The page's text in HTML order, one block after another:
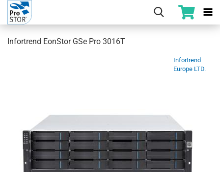
Infortrend EonStor GSe Pro 3016T
Infortrend
Europe LTD.